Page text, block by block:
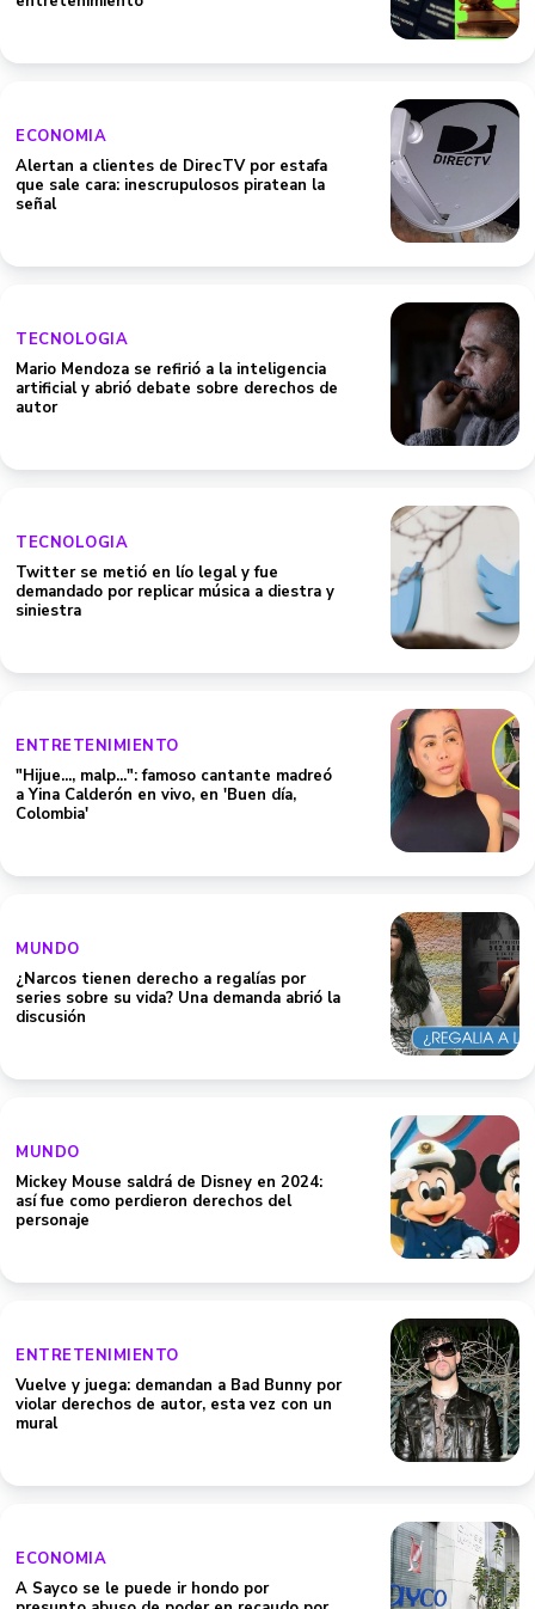
ECONOMIA
Alertan a clientes de DirecTV por estafa
que sale cara: inescrupulosos piratean la
señal
TECNOLOGIA
Mario Mendoza se refirió a la inteligencia
artificial y abrió debate sobre derechos de
autor
TECNOLOGIA
Twitter se metió en lío legal y fue
demandado por replicar música a diestra y
siniestra
ENTRETENIMIENTO
"Hijue..., malp...": famoso cantante madreó
a Yina Calderón en vivo, en 'Buen día,
Colombia'
MUNDO
¿Narcos tienen derecho a regalías por
series sobre su vida? Una demanda abrió la
discusión
MUNDO
Mickey Mouse saldrá de Disney en 2024:
así fue como perdieron derechos del
personaje
ENTRETENIMIENTO
Vuelve y juega: demandan a Bad Bunny por
violar derechos de autor, esta vez con un
mural
ECONOMIA
A Sayco se le puede ir hondo por